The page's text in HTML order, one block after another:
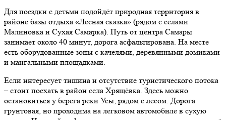
Для поездки с детьми подойдёт природная территория в
районе базы отдыха «Лесная сказка» (рядом с сёлами
Малиновка и Сухая Самарка). Путь от центра Самары
занимает около 40 минут, дорога асфальтирована. На месте
есть оборудованные зоны с качелями, деревянными домиками
и мангальными площадками.
Если интересует тишина и отсутствие туристического потока
– стоит поехать в район села Хрящёвка. Здесь можно
остановиться у берега реки Усы, рядом с лесом. Дорога
грунтовая, но проходима на легковом автомобиле в сухую